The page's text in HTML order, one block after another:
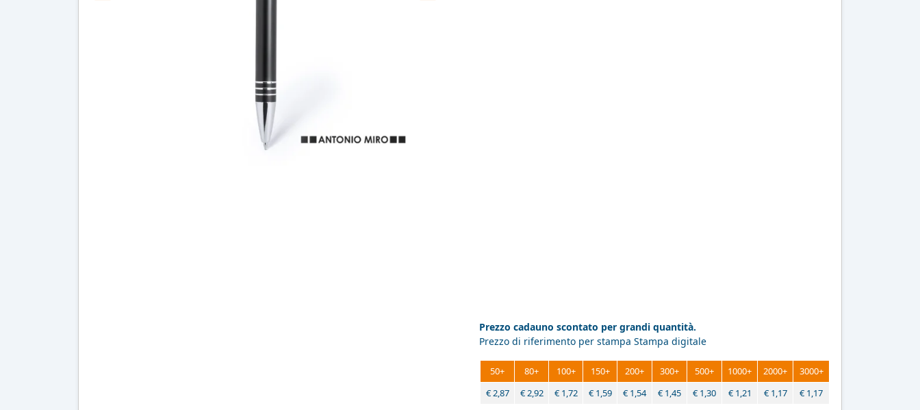
Prezzo cadauno scontato per grandi quantità.
Prezzo di riferimento per stampa Stampa digitale
50+ 80+ 100+ 150+ 200+ 300+ 500+ 1000+ 2000+
3000+
€2,87 €2,92 € 1,72 € 1,59 € 1,54 € 1,45 € 1,30 € 1,21 € 1,17 € 1,17